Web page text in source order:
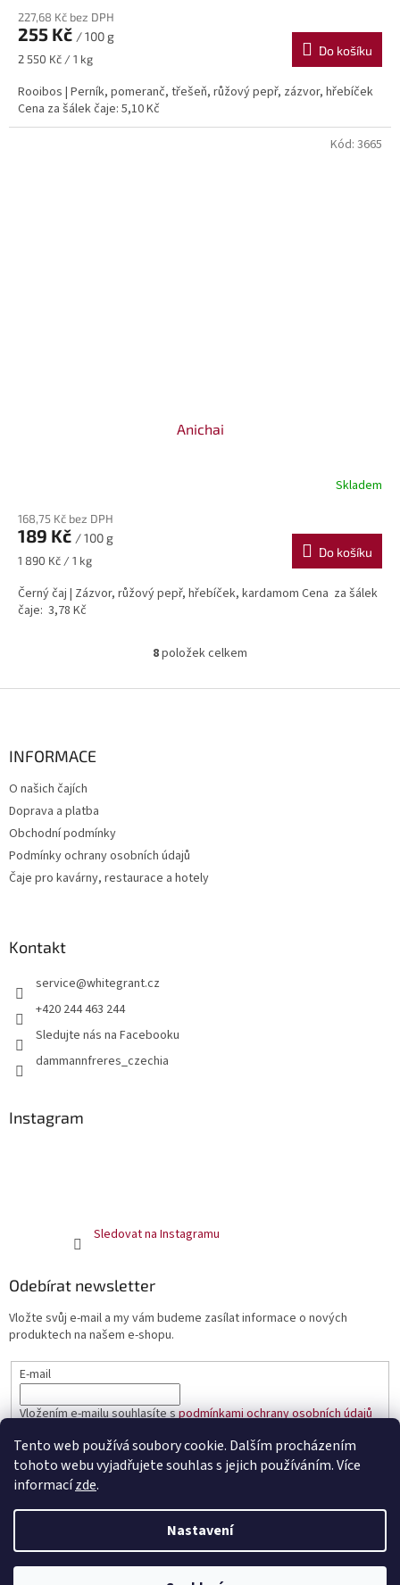
Tento web používá soubory cookie. Dalším procházením
tohoto webu vyjadřujete souhlas s jejich používáním. Více
informacízde.
Nastavení
227,68 Kč bez DPH
255 Kč / 100 g
Měrná
2 550 Kč / 1 kg
Do košíku
Rooibos | Perník, pomeranč, třešeň, růžový pepř, zázvor, hřebíček
Cena za šálek čaje: 5,10 Kč
Anichai
Skladem
168,75 Kč bez DPH
189 Kč / 100 g
Měrná
1 890 Kč / 1 kg
Do košíku
Černý čaj | Zázvor, růžový pepř, hřebíček, kardamom Cena za šálek
čaje: 3,78 Kč
Kód: 3665
O
l
v
8položek celkem
INFORMACE
O našich čajích
Doprava a platba
Obchodní podmínky
Podmínky ochrany osobních údajů
Čaje pro kavárny, restaurace a hotely
Kontakt
service@whitegrant.cz
+420 244 463 244
Sledujte nás na Facebooku
dammannfreres_czechia
Instagram
Sledovat na Instagramu
Odebírat newsletter
Vložte svůj e-mail a my vám budeme zasílat informace o nových
produktech na našem e-shopu.
E-mail
Vložením e-mailu souhlasíte spodmínkami ochrany osobních údajů
PŘIHLÁSIT SE
Vytvořil Shoptet